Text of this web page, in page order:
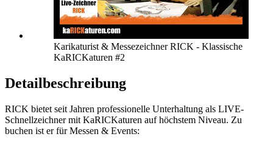
Karikaturist & Messezeichner RICK - Klassische
KaRICKaturen #2
Detailbeschreibung
RICK bietet seit Jahren professionelle Unterhaltung als LIVE-
Schnellzeichner mit KaRICKaturen auf höchstem Niveau. Zu
buchen ist er für Messen & Events: